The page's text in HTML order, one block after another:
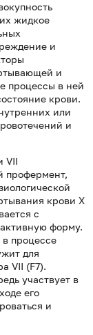
жидкое
и
и
процессы в ней
крови.
или
и
VII
профермент,
крови Х
с
форму.
процессе
для
VII (F7).
участвует в
его
и